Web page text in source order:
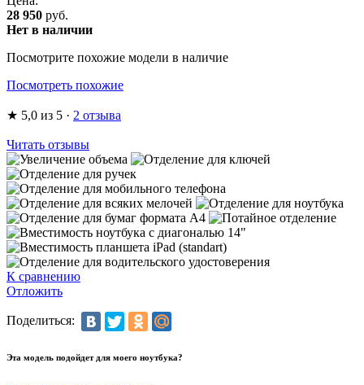
28 950 руб.
Нет в наличии
Посмотрите похожие модели в наличие
Посмотреть похожие
★ 5,0 из 5 · 2 отзыва
Читать отзывы
К сравнению
Отложить
Поделиться:
Эта модель подойдет для моего ноутбука?